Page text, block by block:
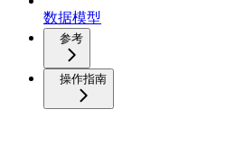
数据模型
参考
操作指南